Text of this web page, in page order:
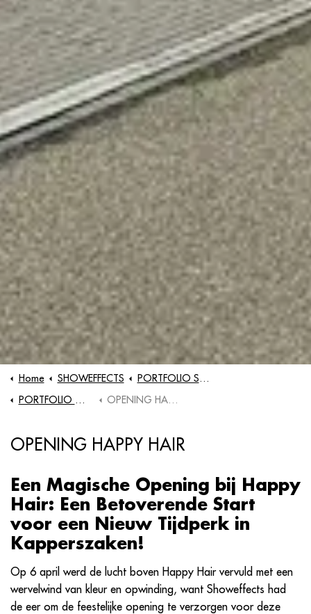
Home SHOWEFFECTS PORTFOLIO SHOWS
PORTFOLIO OPENINGSHANDELING OPENING HAPPY HAIR
OPENING HAPPY HAIR
Een Magische Opening bij Happy
Hair: Een Betoverende Start
voor een Nieuw Tijdperk in
Kapperszaken!
Op 6 april werd de lucht boven Happy Hair vervuld met een
wervelwind van kleur en opwinding, want Showeffects had
de eer om de feestelijke opening te verzorgen voor deze